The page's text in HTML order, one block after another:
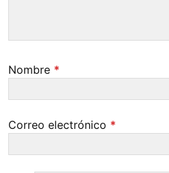
Nombre *
Correo electrónico *